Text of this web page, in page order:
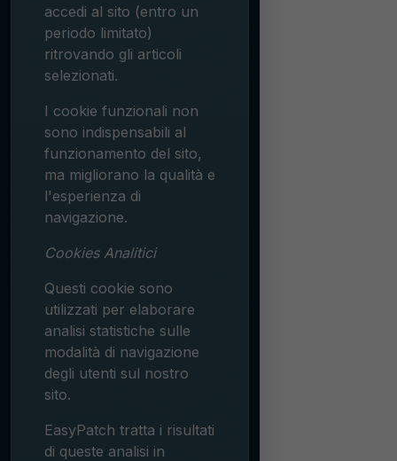
accedi al sito (entro un
periodo limitato)
ritrovando gli articoli
selezionati.
I cookie funzionali non
sono indispensabili al
funzionamento del sito,
ma migliorano la qualità e
l'esperienza di
navigazione.
Cookies Analitici
Questi cookie sono
utilizzati per elaborare
analisi statistiche sulle
modalità di navigazione
degli utenti sul nostro
sito.
EasyPatch tratta i risultati
di queste analisi in